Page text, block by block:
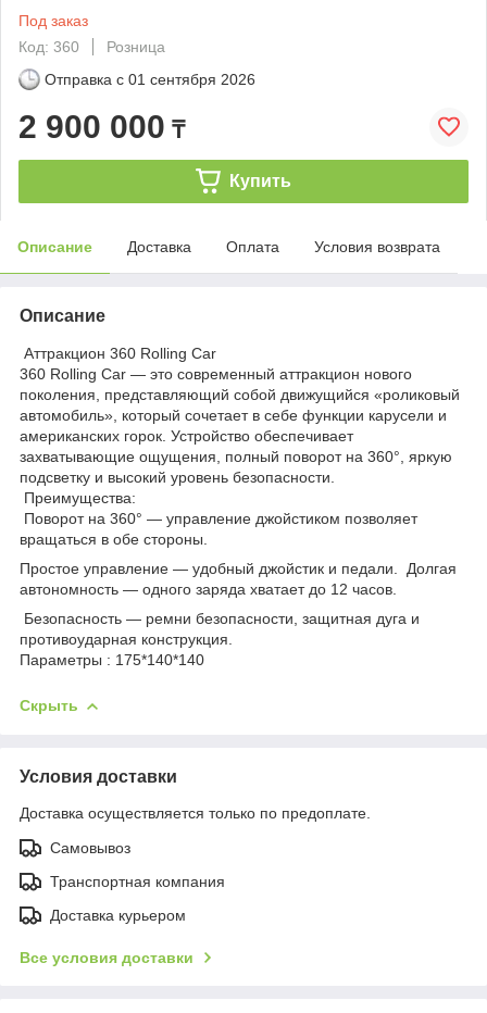
Под заказ
Код: 360
Розница
Отправка с 01 сентября 2026
2 900 000 ₸
Купить
Описание Доставка Оплата Условия возврата
Описание
Аттракцион 360 Rolling Car
360 Rolling Car — это современный аттракцион нового
поколения, представляющий собой движущийся «роликовый
автомобиль», который сочетает в себе функции карусели и
американских горок. Устройство обеспечивает
захватывающие ощущения, полный поворот на 360°, яркую
подсветку и высокий уровень безопасности.
Преимущества:
Поворот на 360° — управление джойстиком позволяет
вращаться в обе стороны.
Простое управление — удобный джойстик и педали. Долгая
автономность — одного заряда хватает до 12 часов.
Безопасность — ремни безопасности, защитная дуга и
противоударная конструкция.
Параметры : 175*140*140
Скрыть
Условия доставки
Доставка осуществляется только по предоплате.
Самовывоз
Транспортная компания
Доставка курьером
Все условия доставки